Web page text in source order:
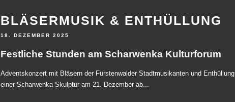
BLÄSERMUSIK & ENTHÜLLUNG
18. DEZEMBER 2025
Festliche Stunden am Scharwenka Kulturforum
Adventskonzert mit Bläsern der Fürstenwalder Stadtmusikanten und Enthüllung
einer Scharwenka-Skulptur am 21. Dezember ab...